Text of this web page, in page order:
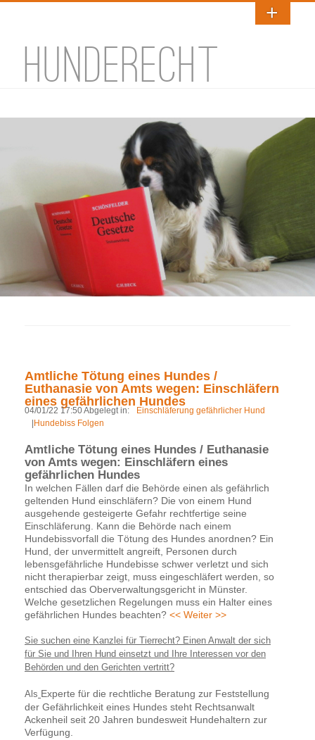
HUNDERECHT
Amtliche Tötung eines Hundes /
Euthanasie von Amts wegen: Einschläfern
eines gefährlichen Hundes
04/01/22 17:50 Abgelegt in:
Einschläferung gefährlicher Hund
|Hundebiss Folgen
Amtliche Tötung eines Hundes / Euthanasie
von Amts wegen: Einschläfern eines
gefährlichen Hundes
In welchen Fällen darf die Behörde einen als gefährlich
geltenden Hund einschläfern? Die von einem Hund
ausgehende gesteigerte Gefahr rechtfertige seine
Einschläferung. Kann die Behörde nach einem
Hundebissvorfall die Tötung des Hundes anordnen? Ein
Hund, der unvermittelt angreift, Personen durch
lebensgefährliche Hundebisse schwer verletzt und sich
nicht therapierbar zeigt, muss eingeschläfert werden, so
entschied das Oberverwaltungsgericht in Münster.
Welche gesetzlichen Regelungen muss ein Halter eines
gefährlichen Hundes beachten? << Weiter >>
Sie suchen eine Kanzlei für Tierrecht? Einen Anwalt der sich
für Sie und Ihren Hund einsetzt und Ihre Interessen vor den
Behörden und den Gerichten vertritt?
Als Experte für die rechtliche Beratung zur Feststellung
der Gefährlichkeit eines Hundes steht Rechtsanwalt
Ackenheil seit 20 Jahren bundesweit Hundehaltern zur
Verfügung.